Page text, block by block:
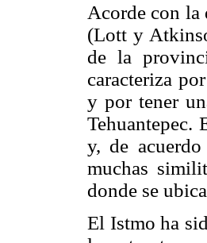
Acorde con la
(Lott y
de la
caracteriza
y por tener
Tehuantepec.
y, de
muchas
donde se
El Istmo ha